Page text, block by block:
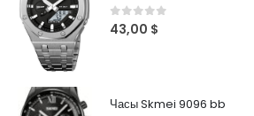
0 out of 5
43,00 $
Часы Skmei 9096 bb